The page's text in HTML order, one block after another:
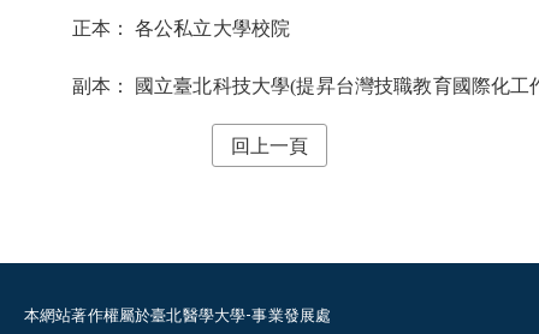
正本： 各公私立大學校院
副本： 國立臺北科技大學(提昇台灣技職教育國際化工
回上一頁
本網站著作權屬於臺北醫學大學-事業發展處